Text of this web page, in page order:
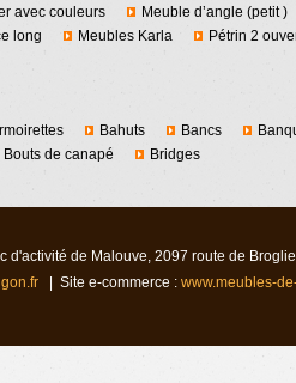
avec couleurs
Meuble d’angle (petit )
long Meubles Karla Pétrin 2
Bahuts Bancs
Bouts de canapé Bridges
d'activité de Malouve, 2097 route de
| Site e-commerce : www.meubles-